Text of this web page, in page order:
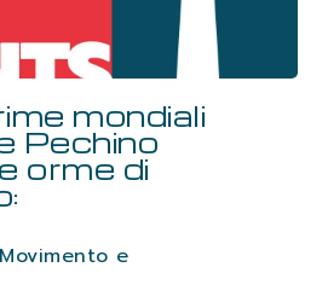
mondiali
Pechino
orme di
e